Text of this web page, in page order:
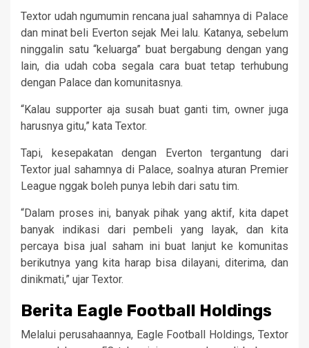
Textor udah ngumumin rencana jual sahamnya di Palace
dan minat beli Everton sejak Mei lalu. Katanya, sebelum
ninggalin satu “keluarga” buat bergabung dengan yang
lain, dia udah coba segala cara buat tetap terhubung
dengan Palace dan komunitasnya.
“Kalau supporter aja susah buat ganti tim, owner juga
harusnya gitu,” kata Textor.
Tapi, kesepakatan dengan Everton tergantung dari
Textor jual sahamnya di Palace, soalnya aturan Premier
League nggak boleh punya lebih dari satu tim.
“Dalam proses ini, banyak pihak yang aktif, kita dapet
banyak indikasi dari pembeli yang layak, dan kita
percaya bisa jual saham ini buat lanjut ke komunitas
berikutnya yang kita harap bisa dilayani, diterima, dan
dinikmati,” ujar Textor.
Berita Eagle Football Holdings
Melalui perusahaannya, Eagle Football Holdings, Textor